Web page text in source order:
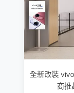
全新改裝
商推